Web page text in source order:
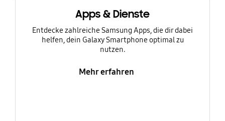
Apps & Dienste
Entdecke zahlreiche Samsung Apps, die dir dabei
helfen, dein Galaxy Smartphone optimal zu
nutzen.
Mehr erfahren